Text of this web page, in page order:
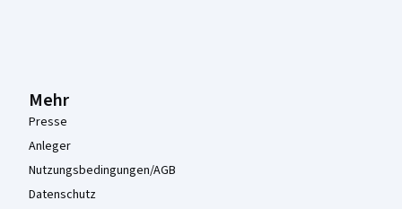
Mehr
Presse
Anleger
Nutzungsbedingungen/AGB
Datenschutz